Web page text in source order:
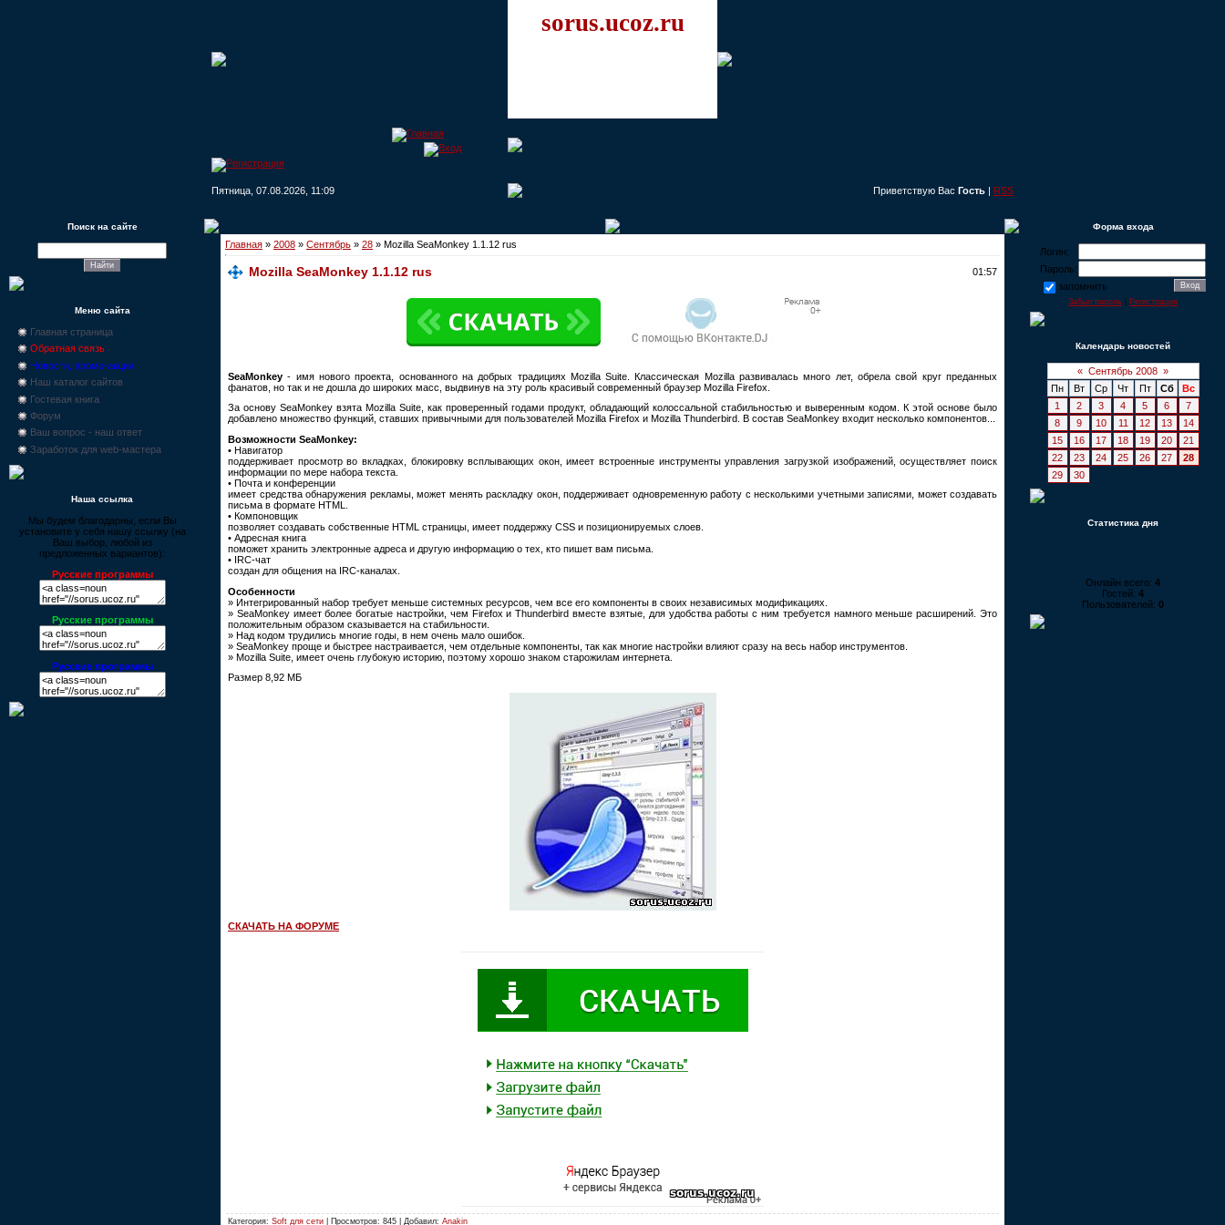
sorus.ucoz.ru
Пятница, 07.08.2026, 11:09 Приветствую Вас Гость | RSS
Поиск на сайте
Меню сайта
Главная страница
Обратная связь
Новости, промо-акции
Наш каталог сайтов
Гостевая книга
Форум
Ваш вопрос - наш ответ
Заработок для web-мастера
Наша ссылка
Мы будем благодарны, если Вы
установите у себя нашу ссылку (на
Ваш выбор, любой из
предложенных вариантов):
Русские программы
Русские программы
Русские программы
Главная » 2008 » Сентябрь » 28 » Mozilla SeaMonkey 1.1.12 rus
Mozilla SeaMonkey 1.1.12 rus 01:57
SeaMonkey - имя нового проекта, основанного на добрых традициях Mozilla Suite. Классическая Mozilla развивалась много лет, обрела свой круг преданных
фанатов, но так и не дошла до широких масс, выдвинув на эту роль красивый современный браузер Mozilla Firefox.
За основу SeaMonkey взята Mozilla Suite, как проверенный годами продукт, обладающий колоссальной стабильностью и выверенным кодом. К этой основе было
добавлено множество функций, ставших привычными для пользователей Mozilla Firefox и Mozilla Thunderbird. В состав SeaMonkey входит несколько компонентов...
Возможности SeaMonkey:
• Навигатор
поддерживает просмотр во вкладках, блокировку всплывающих окон, имеет встроенные инструменты управления загрузкой изображений, осуществляет поиск
информации по мере набора текста.
• Почта и конференции
имеет средства обнаружения рекламы, может менять раскладку окон, поддерживает одновременную работу с несколькими учетными записями, может создавать
письма в формате HTML.
• Компоновщик
позволяет создавать собственные HTML страницы, имеет поддержку CSS и позиционируемых слоев.
• Адресная книга
поможет хранить электронные адреса и другую информацию о тех, кто пишет вам письма.
• IRC-чат
создан для общения на IRC-каналах.
Особенности
» Интегрированный набор требует меньше системных ресурсов, чем все его компоненты в своих независимых модификациях.
» SeaMonkey имеет более богатые настройки, чем Firefox и Thunderbird вместе взятые, для удобства работы с ним требуется намного меньше расширений. Это
положительным образом сказывается на стабильности.
» Над кодом трудились многие годы, в нем очень мало ошибок.
» SeaMonkey проще и быстрее настраивается, чем отдельные компоненты, так как многие настройки влияют сразу на весь набор инструментов.
» Mozilla Suite, имеет очень глубокую историю, поэтому хорошо знаком старожилам интернета.
Размер 8,92 МБ
СКАЧАТЬ НА ФОРУМЕ
Категория: Soft для сети | Просмотров: 845 | Добавил: Anakin
Форма входа
Логин:
Пароль:
запомнить
Забыл пароль Регистрация
Календарь новостей
« Сентябрь 2008 »
Пн
Вт Ср Чт Пт Сб
Вс
1
2 3 4 5 6
7
8
9 10 11 12 13
14
15
16 17 18 19 20
21
22
23 24 25 26 27
28
29
30
Статистика дня
Онлайн всего: 4
Гостей: 4
Пользователей: 0